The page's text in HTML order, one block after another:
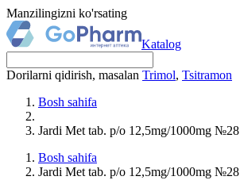
Manzilingizni ko'rsating
Katalog
Dorilarni qidirish, masalan Trimol, Tsitramon
Bosh sahifa
Jardi Met tab. p/o 12,5mg/1000mg №28
Bosh sahifa
Jardi Met tab. p/o 12,5mg/1000mg №28